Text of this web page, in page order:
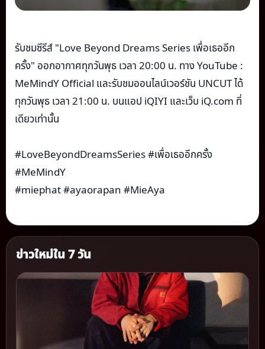
รับชมซีรีส์ "Love Beyond Dreams Series เพื่อเธออีก
ครั้ง" ออกอากาศทุกวันพุธ เวลา 20:00 น. ทาง YouTube :
MeMindY Official และรับชมออนไลน์เวอร์ชัน UNCUT ได้
ทุกวันพุธ เวลา 21:00 น. บนแอป iQIYI และเว็บ iQ.com ที่
เดียวเท่านั้น
#LoveBeyondDreamsSeries #เพื่อเธออีกครั้ง
#MeMindY
#miephat #ayaorapan #MieAya
ข่าวใหม่ใน 7 วัน